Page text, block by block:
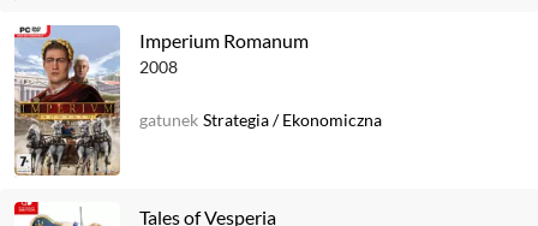
Imperium Romanum
2008
gatunek Strategia/Ekonomiczna
Tales of Vesperia